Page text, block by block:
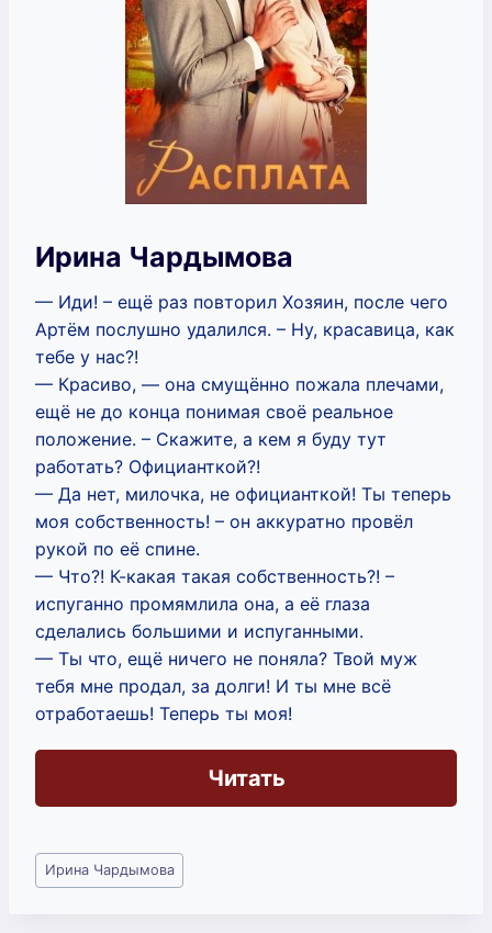
Ирина Чардымова
— Иди! – ещё раз повторил Хозяин, после чего
Артём послушно удалился. – Ну, красавица, как
тебе у нас?!
— Красиво, — она смущённо пожала плечами,
ещё не до конца понимая своё реальное
положение. – Скажите, а кем я буду тут
работать? Официанткой?!
— Да нет, милочка, не официанткой! Ты теперь
моя собственность! – он аккуратно провёл
рукой по её спине.
— Что?! К-какая такая собственность?! –
испуганно промямлила она, а её глаза
сделались большими и испуганными.
— Ты что, ещё ничего не поняла? Твой муж
тебя мне продал, за долги! И ты мне всё
отработаешь! Теперь ты моя!
Читать
Метки
записи:
Ирина Чардымова